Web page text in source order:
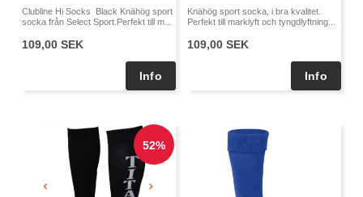
Clubline Hi Socks Black Knähög sport
socka från Select Sport.Perfekt till m...
109,00 SEK
Knähög sport socka, i bra kvalitet.
Perfekt till marklyft och tyngdlyftning...
109,00 SEK